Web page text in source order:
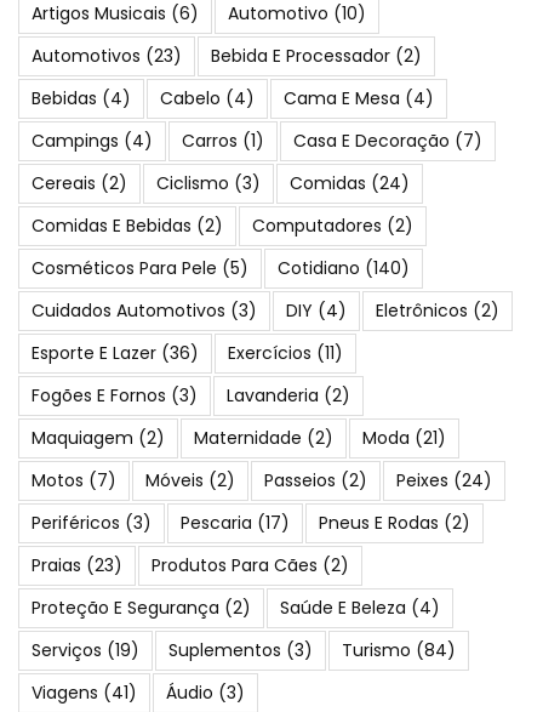
Artigos Musicais (6) Automotivo (10)
Automotivos (23) Bebida E Processador (2)
Bebidas (4) Cabelo (4) Cama E Mesa (4)
Campings (4) Carros (1) Casa E Decoração (7)
Cereais (2) Ciclismo (3) Comidas (24)
Comidas E Bebidas (2) Computadores (2)
Cosméticos Para Pele (5) Cotidiano (140)
Cuidados Automotivos (3) DIY (4) Eletrônicos (2)
Esporte E Lazer (36) Exercícios (11)
Fogões E Fornos (3) Lavanderia (2)
Maquiagem (2) Maternidade (2) Moda (21)
Motos (7) Móveis (2) Passeios (2) Peixes (24)
Periféricos (3) Pescaria (17) Pneus E Rodas (2)
Praias (23) Produtos Para Cães (2)
Proteção E Segurança (2) Saúde E Beleza (4)
Serviços (19) Suplementos (3) Turismo (84)
Viagens (41) Áudio (3)